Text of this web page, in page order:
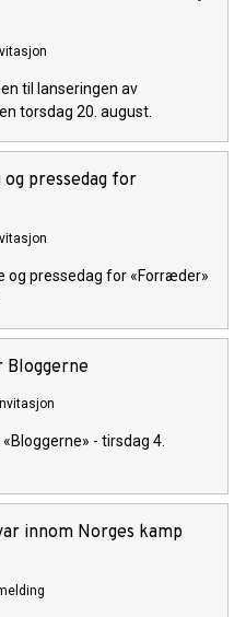
til lanseringen av
torsdag 20. august.
pressedag for
og pressedag for «Forræder»
Bloggerne
- tirsdag 4.
innom Norges kamp